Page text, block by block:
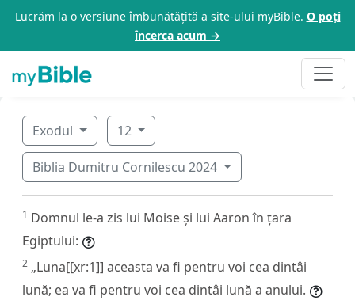
Lucrăm la o versiune îmbunătățită a site-ului myBible. O poți
încerca acum →
Exodul 12
Biblia Dumitru Cornilescu 2024
1 Domnul le-a zis lui Moise și lui Aaron în țara
Egiptului:
2 „Luna[[xr:1]] aceasta va fi pentru voi cea dintâi
lună; ea va fi pentru voi cea dintâi lună a anului.